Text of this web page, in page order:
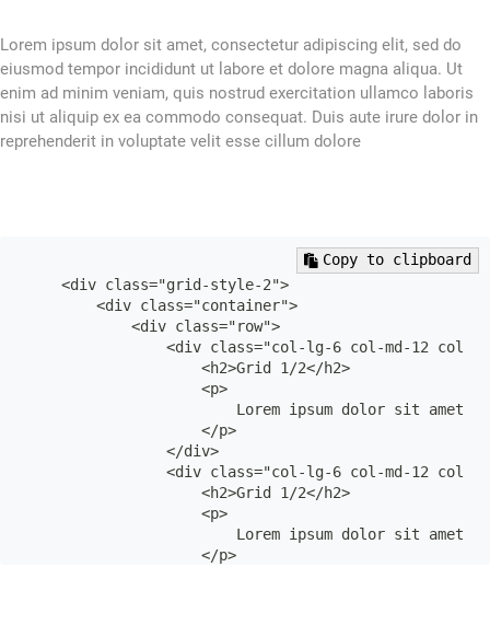
Lorem ipsum dolor sit amet, consectetur adipiscing elit, sed do
eiusmod tempor incididunt ut labore et dolore magna aliqua. Ut
enim ad minim veniam, quis nostrud exercitation ullamco laboris
nisi ut aliquip ex ea commodo consequat. Duis aute irure dolor in
reprehenderit in voluptate velit esse cillum dolore
    <div class="grid-style-2">
        <div class="container">
            <div class="row">
<div class="col-lg-6 col-md-12 col-
                    <h2>Grid 1/2</h2>
                    <p>
Lorem ipsum dolor sit amet,
                    </p>
                </div>
<div class="col-lg-6 col-md-12 col-
                    <h2>Grid 1/2</h2>
                    <p>
Lorem ipsum dolor sit amet,
                    </p>
Copy to clipboard